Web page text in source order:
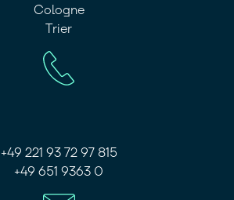
Cologne
Trier
+49 221 93 72 97 815
+49 651 9363 0